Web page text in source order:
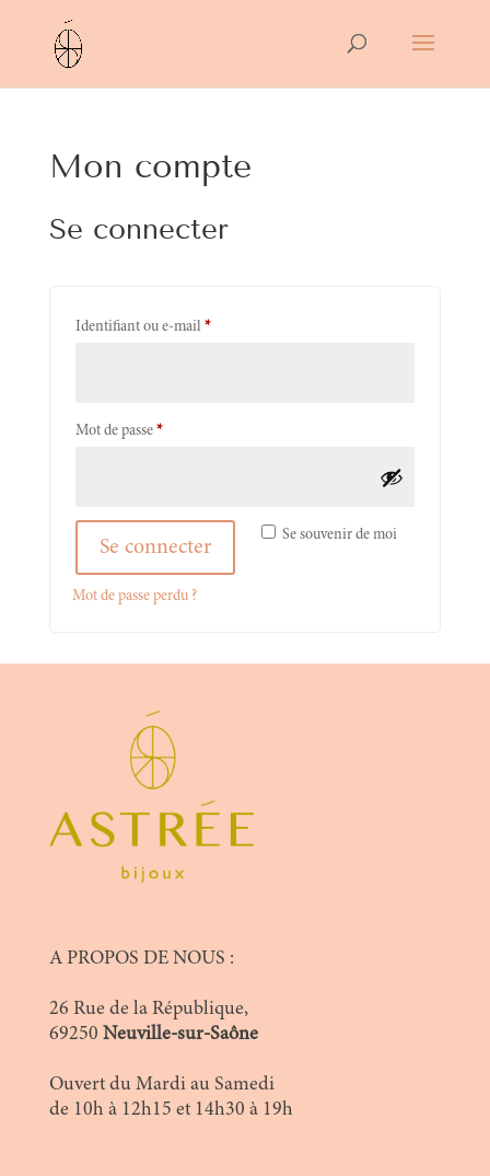
Mon compte
Se connecter
Identifiant ou e-mail *Obligatoire
Mot de passe *Obligatoire
Se souvenir de moi
Se connecter
Mot de passe perdu ?
A PROPOS DE NOUS :
26 Rue de la République,
69250 Neuville-sur-Saône
Ouvert du Mardi au Samedi
de 10h à 12h15 et 14h30 à 19h